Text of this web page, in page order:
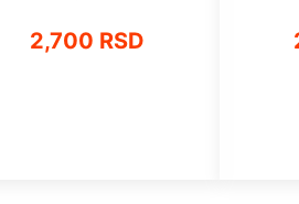
2,700 RSD